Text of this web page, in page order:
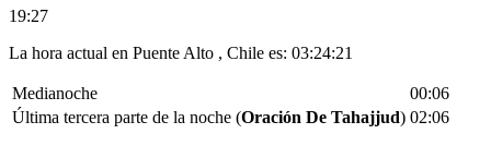
19:27
La hora actual en Puente Alto , Chile es: 03:24:21
Medianoche
00:06
Última tercera parte de la noche (Oración De Tahajjud) 02:06